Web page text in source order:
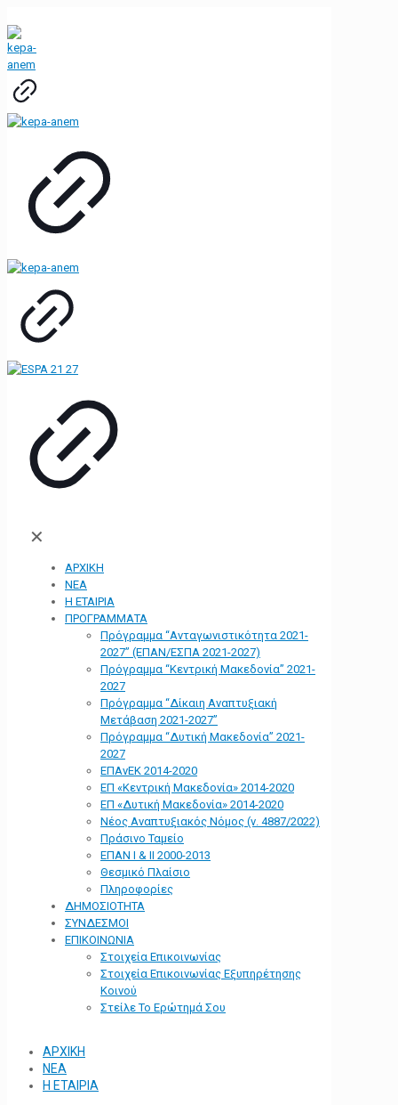
✕
ΑΡΧΙΚΗ
ΝΕΑ
Η ΕΤΑΙΡΙΑ
ΠΡΟΓΡΑΜΜΑΤΑ
Πρόγραμμα “Ανταγωνιστικότητα 2021-
2027” (ΕΠΑΝ/ΕΣΠΑ 2021-2027)
Πρόγραμμα “Κεντρική Μακεδονία” 2021-
2027
Πρόγραμμα “Δίκαιη Αναπτυξιακή
Μετάβαση 2021-2027”
Πρόγραμμα “Δυτική Μακεδονία” 2021-
2027
ΕΠΑνΕΚ 2014-2020
ΕΠ «Kεντρική Μακεδονία» 2014-2020
ΕΠ «Δυτική Μακεδονία» 2014-2020
Νέος Αναπτυξιακός Νόμος (ν. 4887/2022)
Πράσινο Ταμείο
ΕΠΑΝ Ι & ΙΙ 2000-2013
Θεσμικό Πλαίσιο
Πληροφορίες
ΔΗΜΟΣΙΟΤΗΤΑ
ΣΥΝΔΕΣΜΟΙ
ΕΠΙΚΟΙΝΩΝΙΑ
Στοιχεία Επικοινωνίας
Στοιχεία Επικοινωνίας Εξυπηρέτησης
Κοινού
Στείλε Το Ερώτημά Σου
ΑΡΧΙΚΗ
ΝΕΑ
Η ΕΤΑΙΡΙΑ